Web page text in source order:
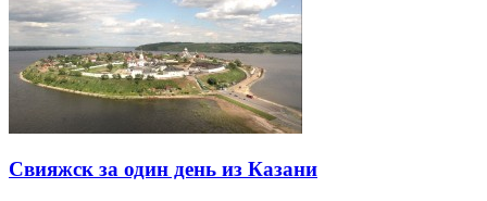
Свияжск за один день из Казани